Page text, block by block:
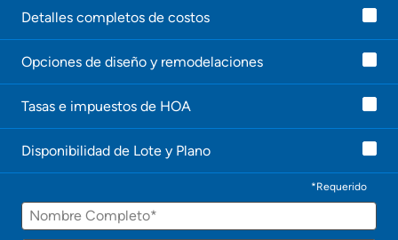
Detalles completos de costos
Opciones de diseño y remodelaciones
Tasas e impuestos de HOA
Disponibilidad de Lote y Plano
*Requerido